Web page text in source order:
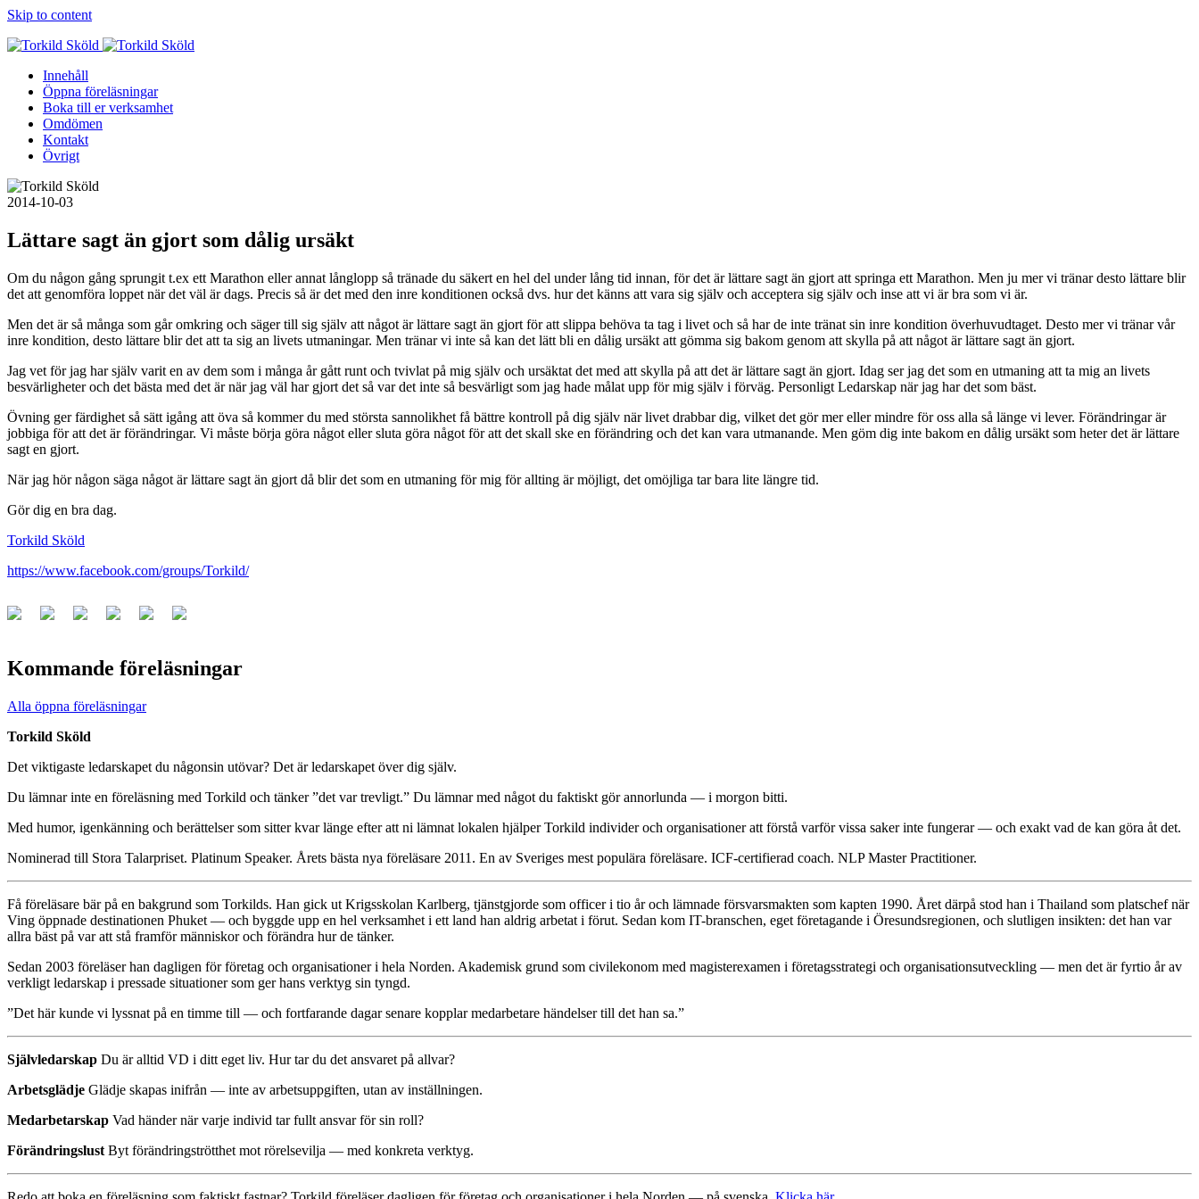
Skip to content
Innehåll
Öppna föreläsningar
Boka till er verksamhet
Omdömen
Kontakt
Övrigt
2014-10-03
Lättare sagt än gjort som dålig ursäkt
Om du någon gång sprungit t.ex ett Marathon eller annat långlopp så tränade du säkert en hel del under lång tid innan, för det är lättare sagt än gjort att springa ett Marathon. Men ju mer vi tränar desto lättare blir
det att genomföra loppet när det väl är dags. Precis så är det med den inre konditionen också dvs. hur det känns att vara sig själv och acceptera sig själv och inse att vi är bra som vi är.
Men det är så många som går omkring och säger till sig själv att något är lättare sagt än gjort för att slippa behöva ta tag i livet och så har de inte tränat sin inre kondition överhuvudtaget. Desto mer vi tränar vår
inre kondition, desto lättare blir det att ta sig an livets utmaningar. Men tränar vi inte så kan det lätt bli en dålig ursäkt att gömma sig bakom genom att skylla på att något är lättare sagt än gjort.
Jag vet för jag har själv varit en av dem som i många år gått runt och tvivlat på mig själv och ursäktat det med att skylla på att det är lättare sagt än gjort. Idag ser jag det som en utmaning att ta mig an livets
besvärligheter och det bästa med det är när jag väl har gjort det så var det inte så besvärligt som jag hade målat upp för mig själv i förväg. Personligt Ledarskap när jag har det som bäst.
Övning ger färdighet så sätt igång att öva så kommer du med största sannolikhet få bättre kontroll på dig själv när livet drabbar dig, vilket det gör mer eller mindre för oss alla så länge vi lever. Förändringar är
jobbiga för att det är förändringar. Vi måste börja göra något eller sluta göra något för att det skall ske en förändring och det kan vara utmanande. Men göm dig inte bakom en dålig ursäkt som heter det är lättare
sagt en gjort.
När jag hör någon säga något är lättare sagt än gjort då blir det som en utmaning för mig för allting är möjligt, det omöjliga tar bara lite längre tid.
Gör dig en bra dag.
Torkild Sköld
https://www.facebook.com/groups/Torkild/
Kommande föreläsningar
Alla öppna föreläsningar
Torkild Sköld
Det viktigaste ledarskapet du någonsin utövar? Det är ledarskapet över dig själv.
Du lämnar inte en föreläsning med Torkild och tänker ”det var trevligt.” Du lämnar med något du faktiskt gör annorlunda — i morgon bitti.
Med humor, igenkänning och berättelser som sitter kvar länge efter att ni lämnat lokalen hjälper Torkild individer och organisationer att förstå varför vissa saker inte fungerar — och exakt vad de kan göra åt det.
Nominerad till Stora Talarpriset. Platinum Speaker. Årets bästa nya föreläsare 2011. En av Sveriges mest populära föreläsare. ICF-certifierad coach. NLP Master Practitioner.
Få föreläsare bär på en bakgrund som Torkilds. Han gick ut Krigsskolan Karlberg, tjänstgjorde som officer i tio år och lämnade försvarsmakten som kapten 1990. Året därpå stod han i Thailand som platschef när
Ving öppnade destinationen Phuket — och byggde upp en hel verksamhet i ett land han aldrig arbetat i förut. Sedan kom IT-branschen, eget företagande i Öresundsregionen, och slutligen insikten: det han var
allra bäst på var att stå framför människor och förändra hur de tänker.
Sedan 2003 föreläser han dagligen för företag och organisationer i hela Norden. Akademisk grund som civilekonom med magisterexamen i företagsstrategi och organisationsutveckling — men det är fyrtio år av
verkligt ledarskap i pressade situationer som ger hans verktyg sin tyngd.
”Det här kunde vi lyssnat på en timme till — och fortfarande dagar senare kopplar medarbetare händelser till det han sa.”
Självledarskap Du är alltid VD i ditt eget liv. Hur tar du det ansvaret på allvar?
Arbetsglädje Glädje skapas inifrån — inte av arbetsuppgiften, utan av inställningen.
Medarbetarskap Vad händer när varje individ tar fullt ansvar för sin roll?
Förändringslust Byt förändringströtthet mot rörelsevilja — med konkreta verktyg.